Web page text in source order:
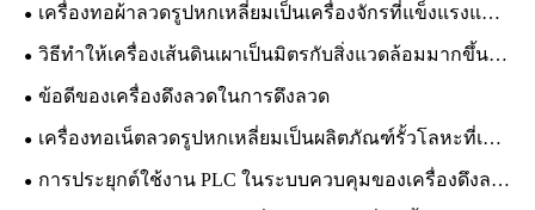
เครื่องทอผ้าลวดรูปหกเหลี่ยมเป็นเครื่องจักรที่แข็งแรงและทนทาน
วิธีทำให้เครื่องเส้นดินเผาเป็นมิตรกับสิ่งแวดล้อมมากขึ้นอย่างไร?
ข้อดีของเครื่องดึงลวดในการดึงลวด
เครื่องทอเน็ตลวดรูปหกเหลี่ยมเป็นผลิตภัณฑ์รั้วโลหะที่เหมาะสม
การประยุกต์ใช้งาน PLC ในระบบควบคุมของเครื่องดึงลวดแบบเส้นตรง